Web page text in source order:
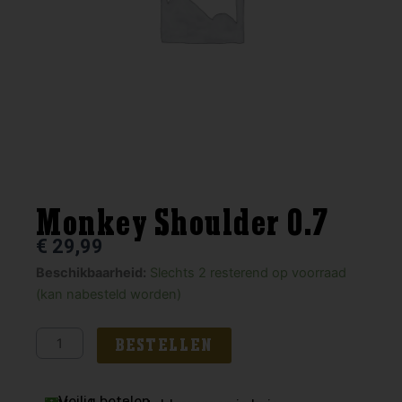
Monkey Shoulder 0.7
€ 29,99
Beschikbaarheid: Slechts 2 resterend op voorraad
(kan nabesteld worden)
Monkey
Shoulder
aantal
BESTELLEN